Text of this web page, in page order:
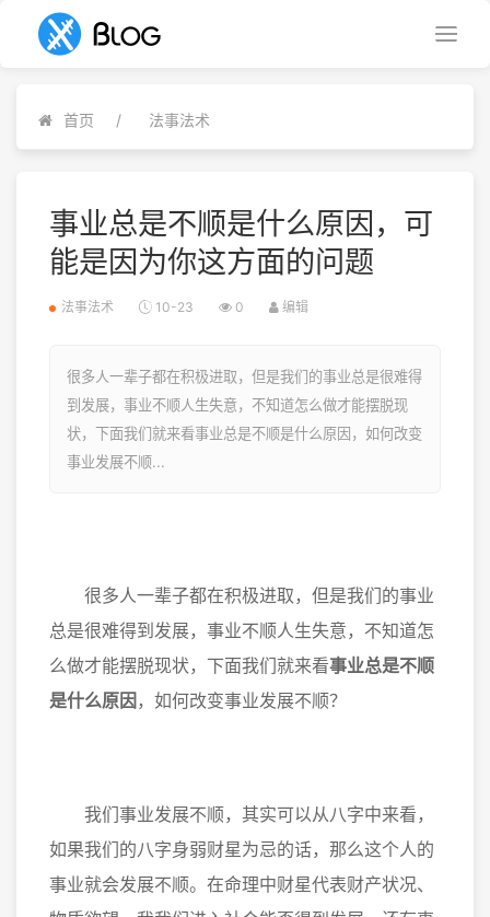
首页 法事法术
事业总是不顺是什么原因，可
能是因为你这方面的问题
法事法术 10-23 0 编辑
很多人一辈子都在积极进取，但是我们的事业总是很难得
到发展，事业不顺人生失意，不知道怎么做才能摆脱现
状，下面我们就来看事业总是不顺是什么原因，如何改变
事业发展不顺...
很多人一辈子都在积极进取，但是我们的事业
总是很难得到发展，事业不顺人生失意，不知道怎
么做才能摆脱现状，下面我们就来看事业总是不顺
是什么原因 ，如何改变事业发展不顺？
我们事业发展不顺，其实可以从八字中来看，
如果我们的八字身弱财星为忌的话，那么这个人的
事业就会发展不顺。在命理中财星代表财产状况、